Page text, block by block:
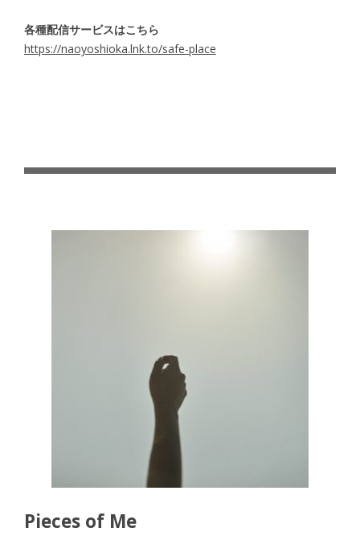
各種配信サービスはこちら
https://naoyoshioka.lnk.to/safe-place
Pieces of Me